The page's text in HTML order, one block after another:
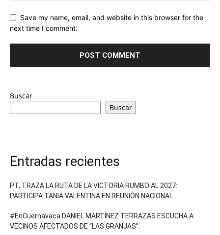
Save my name, email, and website in this browser for the
next time I comment.
Buscar
Buscar
Entradas recientes
PT, TRAZA LA RUTA DE LA VICTORIA RUMBO AL 2027:
PARTICIPA TANIA VALENTINA EN REUNIÓN NACIONAL.
#EnCuernavaca DANIEL MARTÍNEZ TERRAZAS ESCUCHA A
VECINOS AFECTADOS DE “LAS GRANJAS”.